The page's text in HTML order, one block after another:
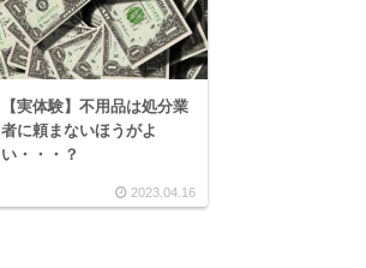
【実体験】不用品は処分業
者に頼まないほうがよ
い・・・？
2023.04.16